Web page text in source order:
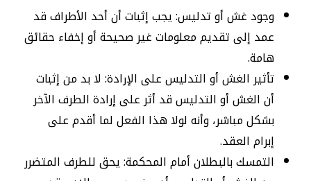
وجود غش أو تدليس: يجب إثبات أن أحد الأطراف قد
عمد إلى تقديم معلومات غير صحيحة أو إخفاء حقائق
هامة.
تأثير الغش أو التدليس على الإرادة: لا بد من إثبات
أن الغش أو التدليس قد أثر على إرادة الطرف الآخر
بشكل مباشر، وأنه لولا هذا الفعل لما أقدم على
إبرام العقد.
التمسك بالبطلان أمام المحكمة: يحق للطرف المتضرر